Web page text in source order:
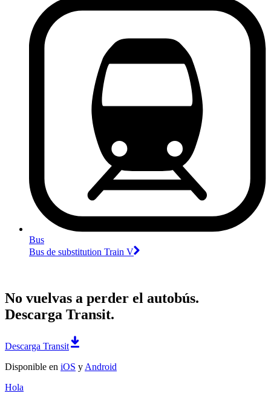
Bus
Bus de substitution Train V
No vuelvas a perder el autobús.
Descarga Transit.
Descarga Transit
Disponible en iOS y Android
Hola